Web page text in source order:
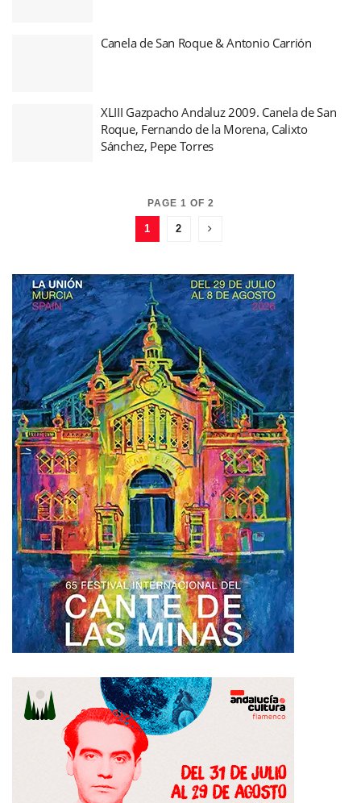
Canela de San Roque & Antonio Carrión
XLIII Gazpacho Andaluz 2009. Canela de San
Roque, Fernando de la Morena, Calixto
Sánchez, Pepe Torres
PAGE 1 OF 2
1 2